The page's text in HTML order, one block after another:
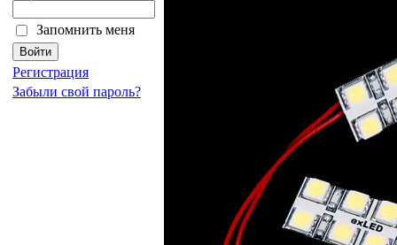
Запомнить меня
Регистрация
Забыли свой пароль?